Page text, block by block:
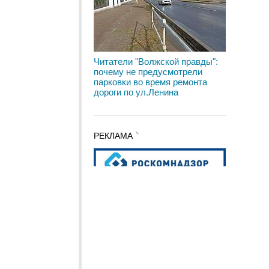
Читатели "Волжской правды":
почему не предусмотрели
парковки во время ремонта
дороги по ул.Ленина
РЕКЛАМА